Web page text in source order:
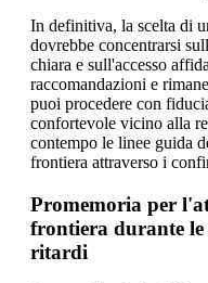
In definitiva, la scelta di
dovrebbe concentrarsi
chiara e sull'accesso
raccomandazioni e
puoi procedere con
confortevole vicino alla
contempo le linee guida
frontiera attraverso i
Promemoria per
frontiera durante
ritardi